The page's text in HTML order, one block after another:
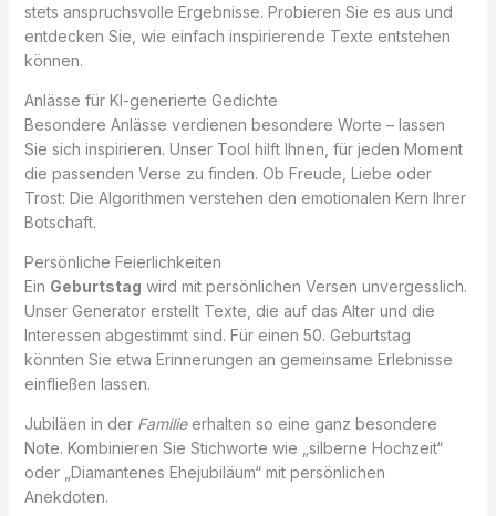
stets anspruchsvolle Ergebnisse. Probieren Sie es aus und
entdecken Sie, wie einfach inspirierende Texte entstehen
können.
Anlässe für KI-generierte Gedichte
Besondere Anlässe verdienen besondere Worte – lassen
Sie sich inspirieren. Unser Tool hilft Ihnen, für jeden Moment
die passenden Verse zu finden. Ob Freude, Liebe oder
Trost: Die Algorithmen verstehen den emotionalen Kern Ihrer
Botschaft.
Persönliche Feierlichkeiten
Ein Geburtstag wird mit persönlichen Versen unvergesslich.
Unser Generator erstellt Texte, die auf das Alter und die
Interessen abgestimmt sind. Für einen 50. Geburtstag
könnten Sie etwa Erinnerungen an gemeinsame Erlebnisse
einfließen lassen.
Jubiläen in der Familieerhalten so eine ganz besondere
Note. Kombinieren Sie Stichworte wie „silberne Hochzeit“
oder „Diamantenes Ehejubiläum“ mit persönlichen
Anekdoten.